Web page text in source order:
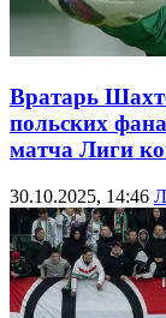
Вратарь
польских
матча Лиги
30.10.2025, 14:46